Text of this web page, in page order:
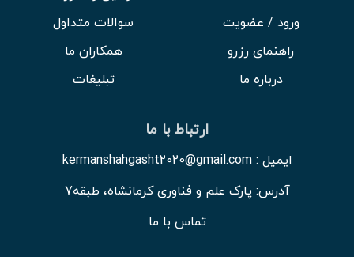
ورود / عضویت
راهنمای رزرو
درباره ما
سوالات متداول
همکاران ما
تبلیغات
ارتباط با ما
ایمیل : kermanshahgasht2020@gmail.com
آدرس: پارک علم و فناوری کرمانشاه، طبقه7
تماس با ما